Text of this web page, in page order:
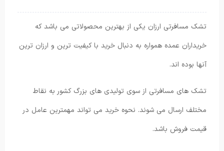
تشک مسافرتی ارزان یکی از بهترین محصولاتی می باشد که
خریداران عمده همواره به دنبال خرید با کیفیت ترین و ارزان ترین
آنها بوده اند.
تشک های مسافرتی از سوی تولیدی های بزرگ کشور به نقاط
مختلف ارسال می شوند. نحوه خرید می تواند مهمترین عامل در
قیمت‌ فروش باشد.